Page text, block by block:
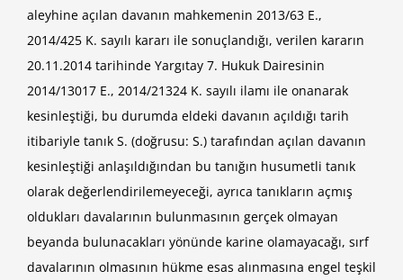
aleyhine açılan davanın mahkemenin 2013/63 E.,
2014/425 K. sayılı kararı ile sonuçlandığı, verilen kararın
20.11.2014 tarihinde Yargıtay 7. Hukuk Dairesinin
2014/13017 E., 2014/21324 K. sayılı ilamı ile onanarak
kesinleştiği, bu durumda eldeki davanın açıldığı tarih
itibariyle tanık S. (doğrusu: S.) tarafından açılan davanın
kesinleştiği anlaşıldığından bu tanığın husumetli tanık
olarak değerlendirilemeyeceği, ayrıca tanıkların açmış
oldukları davalarının bulunmasının gerçek olmayan
beyanda bulunacakları yönünde karine olamayacağı, sırf
davalarının olmasının hükme esas alınmasına engel teşkil